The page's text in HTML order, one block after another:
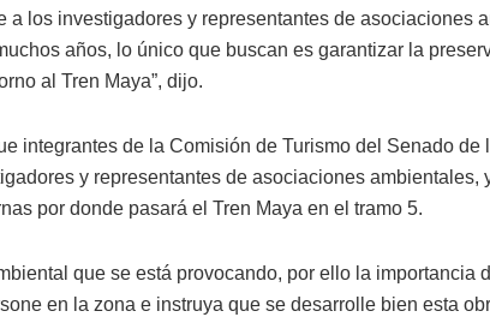
a los investigadores y representantes de asociaciones
años, lo único que buscan es garantizar la
al Tren Maya”, dijo.
integrantes de la Comisión de Turismo del Senado de
y representantes de asociaciones ambientales,
por donde pasará el Tren Maya en el tramo 5.
que se está provocando, por ello la importancia
en la zona e instruya que se desarrolle bien esta